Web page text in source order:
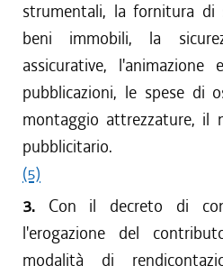
strumentali, la fornitura di
beni immobili, la
assicurative,
pubblicazioni, le spese di
montaggio attrezzature, il
pubblicitario.
(5)
3. Con il decreto di
l'erogazione del
modalità di